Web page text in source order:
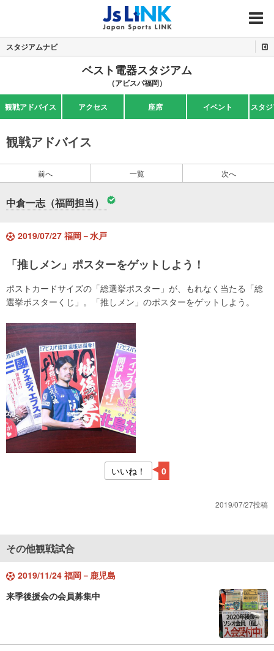
MENU
スタジアムナビ
ベスト電器スタジアム
（アビスパ福岡）
観戦アドバイス アクセス 座席 イベント スタ
観戦アドバイス
前へ 一覧 次へ
中倉一志（福岡担当）
2019/07/27 福岡－水戸
「推しメン」ポスターをゲットしよう！
ポストカードサイズの「総選挙ポスター」が、もれなく当たる「総
選挙ポスターくじ」。「推しメン」のポスターをゲットしよう。
いいね！ 0
2019/07/27投稿
その他観戦試合
2019/11/24 福岡－鹿児島
来季後援会の会員募集中